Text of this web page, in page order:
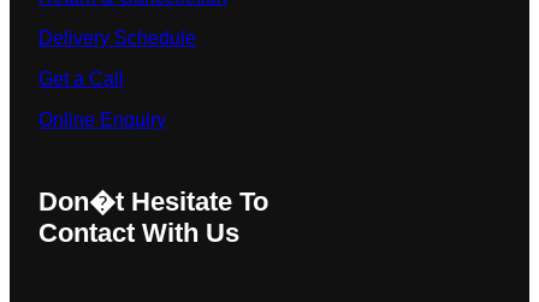
Delivery Schedule
Get a Call
Online Enquiry
Don�t Hesitate To
Contact With Us